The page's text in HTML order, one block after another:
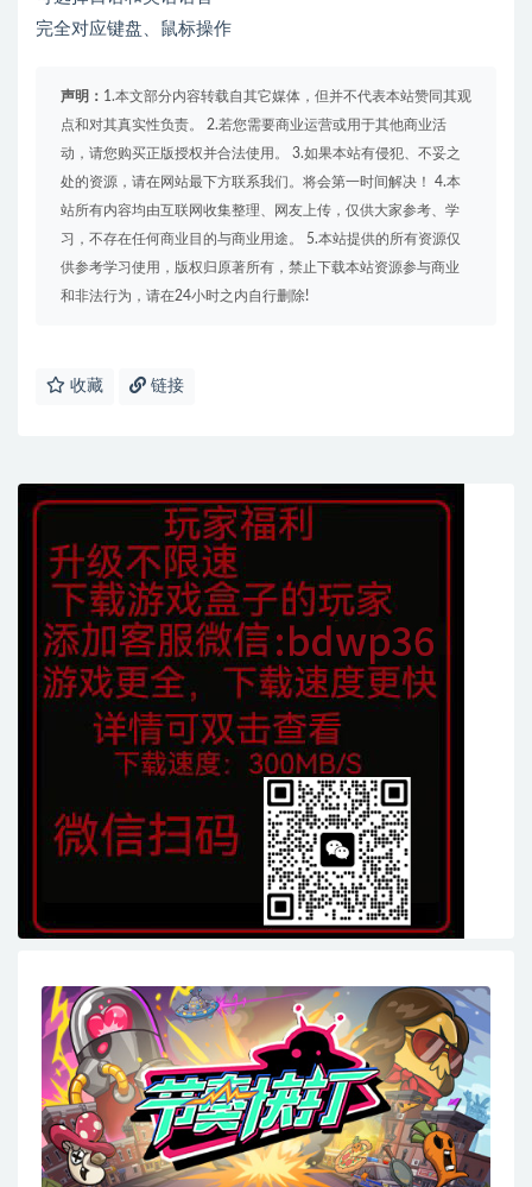
完全对应键盘、鼠标操作
声明： 1.本文部分内容转载自其它媒体，但并不代表本站赞同其观
点和对其真实性负责。 2.若您需要商业运营或用于其他商业活
动，请您购买正版授权并合法使用。 3.如果本站有侵犯、不妥之
处的资源，请在网站最下方联系我们。将会第一时间解决！ 4.本
站所有内容均由互联网收集整理、网友上传，仅供大家参考、学
习，不存在任何商业目的与商业用途。 5.本站提供的所有资源仅
供参考学习使用，版权归原著所有，禁止下载本站资源参与商业
和非法行为，请在24小时之内自行删除!
收藏 链接